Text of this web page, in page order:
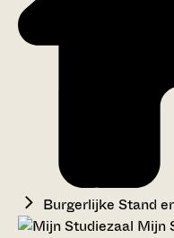
Burgerlijke Stand
Mijn